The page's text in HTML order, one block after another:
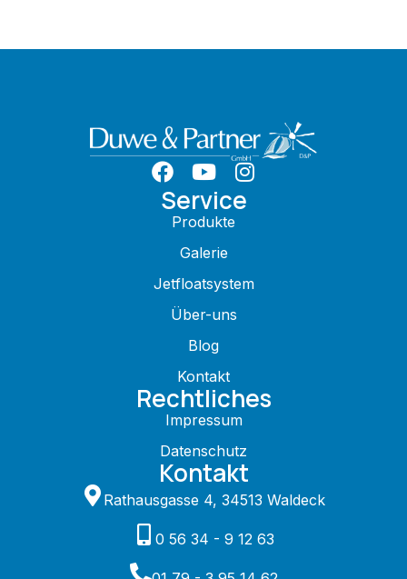
Service
Produkte
Galerie
Jetfloatsystem
Über-uns
Blog
Kontakt
Rechtliches
Impressum
Datenschutz
Kontakt
Rathausgasse 4, 34513 Waldeck
0 56 34 - 9 12 63